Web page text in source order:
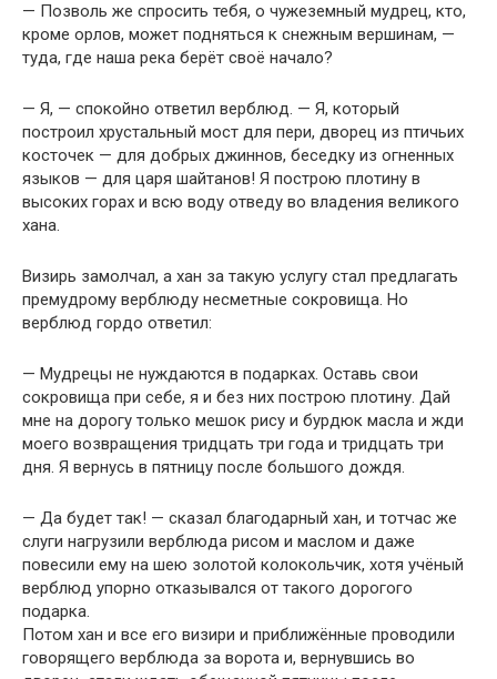
— Позволь же спросить тебя, о чужеземный мудрец, кто,
кроме орлов, может подняться к снежным вершинам, —
туда, где наша река берёт своё начало?
— Я, — спокойно ответил верблюд. — Я, который
построил хрустальный мост для пери, дворец из птичьих
косточек — для добрых джиннов, беседку из огненных
языков — для царя шайтанов! Я построю плотину в
высоких горах и всю воду отведу во владения великого
хана.
Визирь замолчал, а хан за такую услугу стал предлагать
премудрому верблюду несметные сокровища. Но
верблюд гордо ответил:
— Мудрецы не нуждаются в подарках. Оставь свои
сокровища при себе, я и без них построю плотину. Дай
мне на дорогу только мешок рису и бурдюк масла и жди
моего возвращения тридцать три года и тридцать три
дня. Я вернусь в пятницу после большого дождя.
— Да будет так! — сказал благодарный хан, и тотчас же
слуги нагрузили верблюда рисом и маслом и даже
повесили ему на шею золотой колокольчик, хотя учёный
верблюд упорно отказывался от такого дорогого
подарка.
Потом хан и все его визири и приближённые проводили
говорящего верблюда за ворота и, вернувшись во